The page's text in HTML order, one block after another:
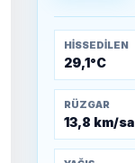
HISSEDILEN
29,1°C
RÜZGAR
13,8 km/sa